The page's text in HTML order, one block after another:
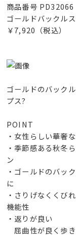
商品番号 PD32066
ゴールドバックル
￥7,920（税込）
ゴールドのバック
プス?
POINT
・女性らしい華奢
・季節感ある秋冬
ン
・ゴールドのバッ
に
・さりげなくくび
機能性
・返りが良い
屈曲性が良く歩